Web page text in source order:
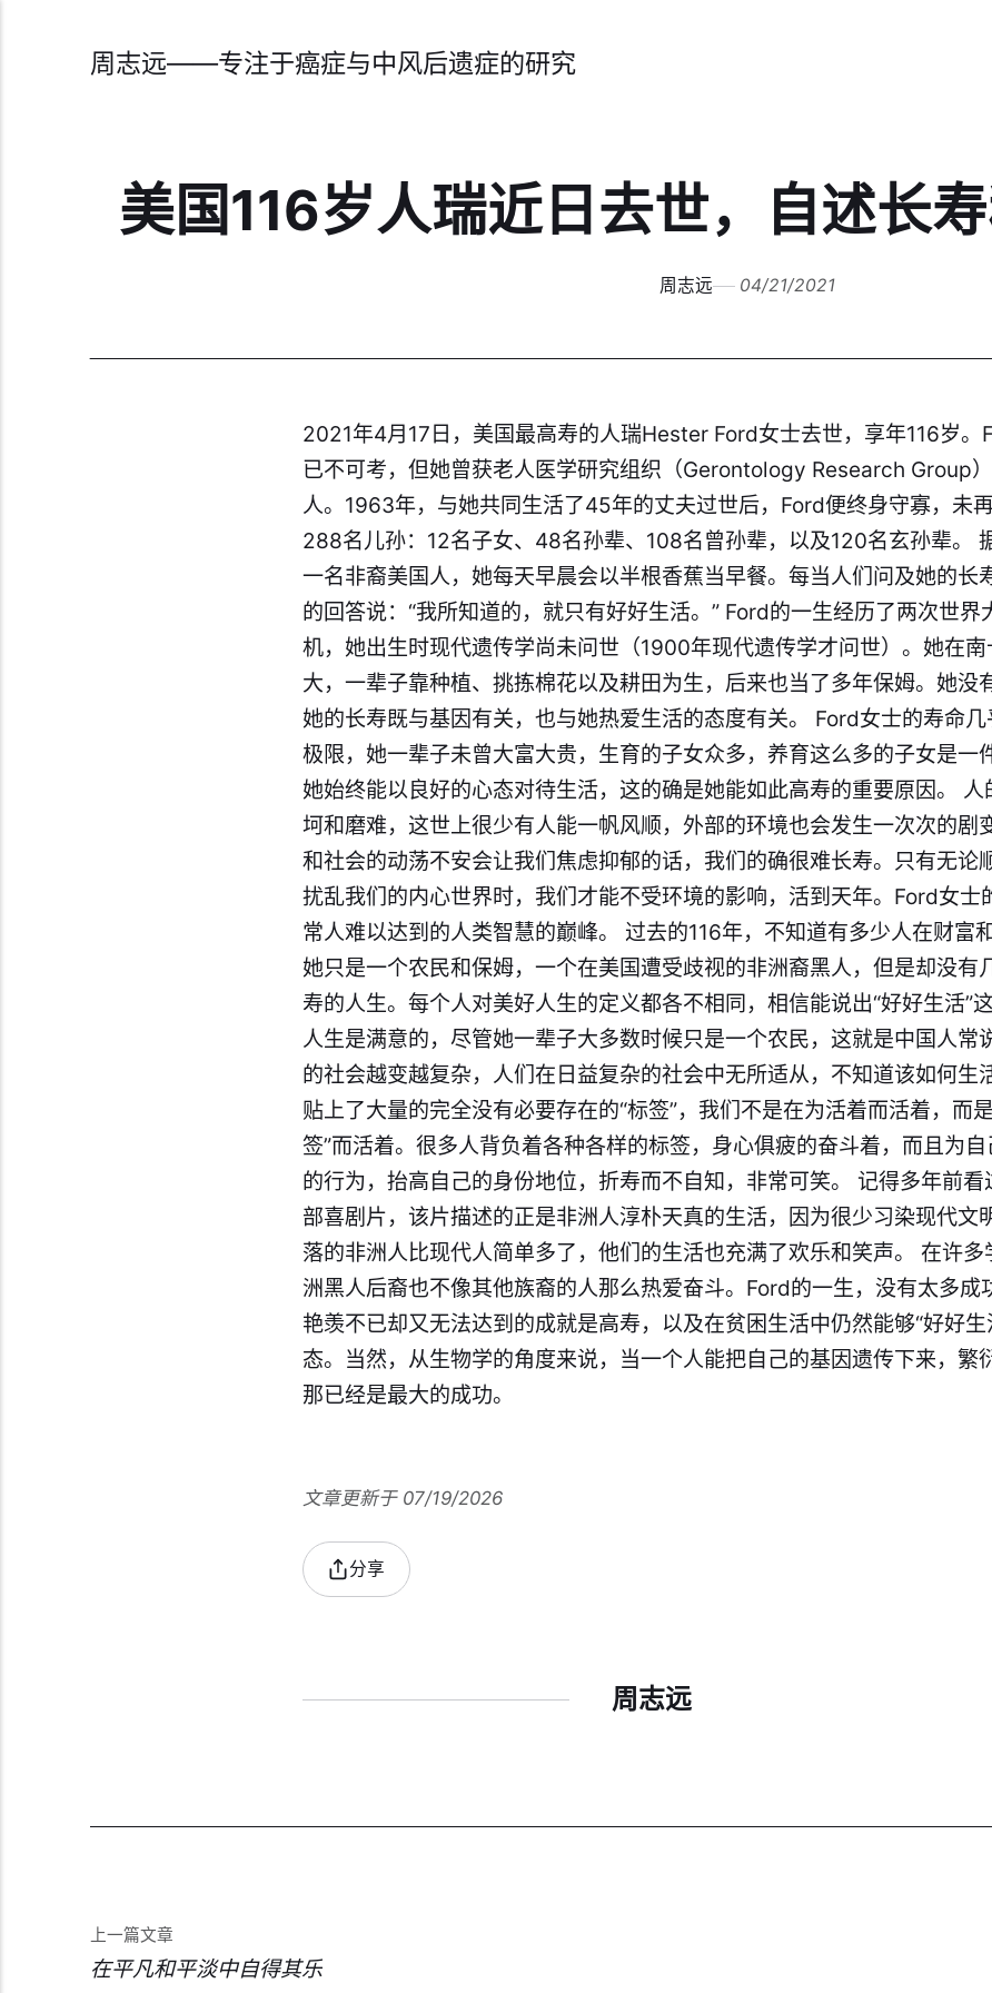
周志远——专注于癌症与中风后遗症的研究
美国116岁人瑞近日去世，自述长
周志远 04/21/2021
​2021年4月17日，美国最高寿的人瑞Hester Ford女士去世，享年116岁。
已不可考，但她曾获老人医学研究组织（Gerontology Research Group
人。1963年，与她共同生活了45年的丈夫过世后，Ford便终身守寡，未
288名儿孙：12名子女、48名孙辈、108名曾孙辈，以及120名玄孙辈。
一名非裔美国人，她每天早晨会以半根香蕉当早餐。每当人们问及她的长
的回答说：“我所知道的，就只有好好生活。” Ford的一生经历了两次世界
机，她出生时现代遗传学尚未问世（1900年现代遗传学才问世）。她在
大，一辈子靠种植、挑拣棉花以及耕田为生，后来也当了多年保姆。她没
她的长寿既与基因有关，也与她热爱生活的态度有关。 Ford女士的寿命
极限，她一辈子未曾大富大贵，生育的子女众多，养育这么多的子女是一
她始终能以良好的心态对待生活，这的确是她能如此高寿的重要原因。
坷和磨难，这世上很少有人能一帆风顺，外部的环境也会发生一次次的剧
和社会的动荡不安会让我们焦虑抑郁的话，我们的确很难长寿。只有无论
扰乱我们的内心世界时，我们才能不受环境的影响，活到天年。Ford女士
常人难以达到的人类智慧的巅峰。 过去的116年，不知道有多少人在财富
她只是一个农民和保姆，一个在美国遭受歧视的非洲裔黑人，但是却没有
寿的人生。每个人对美好人生的定义都各不相同，相信能说出“好好生活”
人生是满意的，尽管她一辈子大多数时候只是一个农民，这就是中国人常
的社会越变越复杂，人们在日益复杂的社会中无所适从，不知道该如何生
贴上了大量的完全没有必要存在的“标签”，我们不是在为活着而活着，而
签”而活着。很多人背负着各种各样的标签，身心俱疲的奋斗着，而且为
的行为，抬高自己的身份地位，折寿而不自知，非常可笑。 记得多年前
部喜剧片，该片描述的正是非洲人淳朴天真的生活，因为很少习染现代文
落的非洲人比现代人简单多了，他们的生活也充满了欢乐和笑声。 在许
洲黑人后裔也不像其他族裔的人那么热爱奋斗。Ford的一生，没有太多成
艳羡不已却又无法达到的成就是高寿，以及在贫困生活中仍然能够“好好
态。当然，从生物学的角度来说，当一个人能把自己的基因遗传下来，繁
那已经是最大的成功。
文章更新于 07/19/2026
分享
周志远
上一篇文章
在平凡和平淡中自得其乐